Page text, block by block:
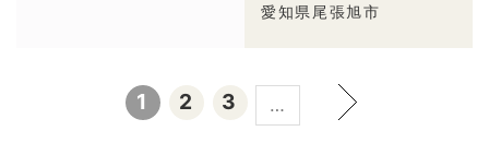
愛知県尾張旭市
1 2 3 …